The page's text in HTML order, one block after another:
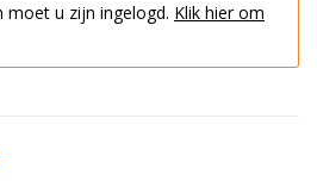
moet u zijn ingelogd. Klik hier om